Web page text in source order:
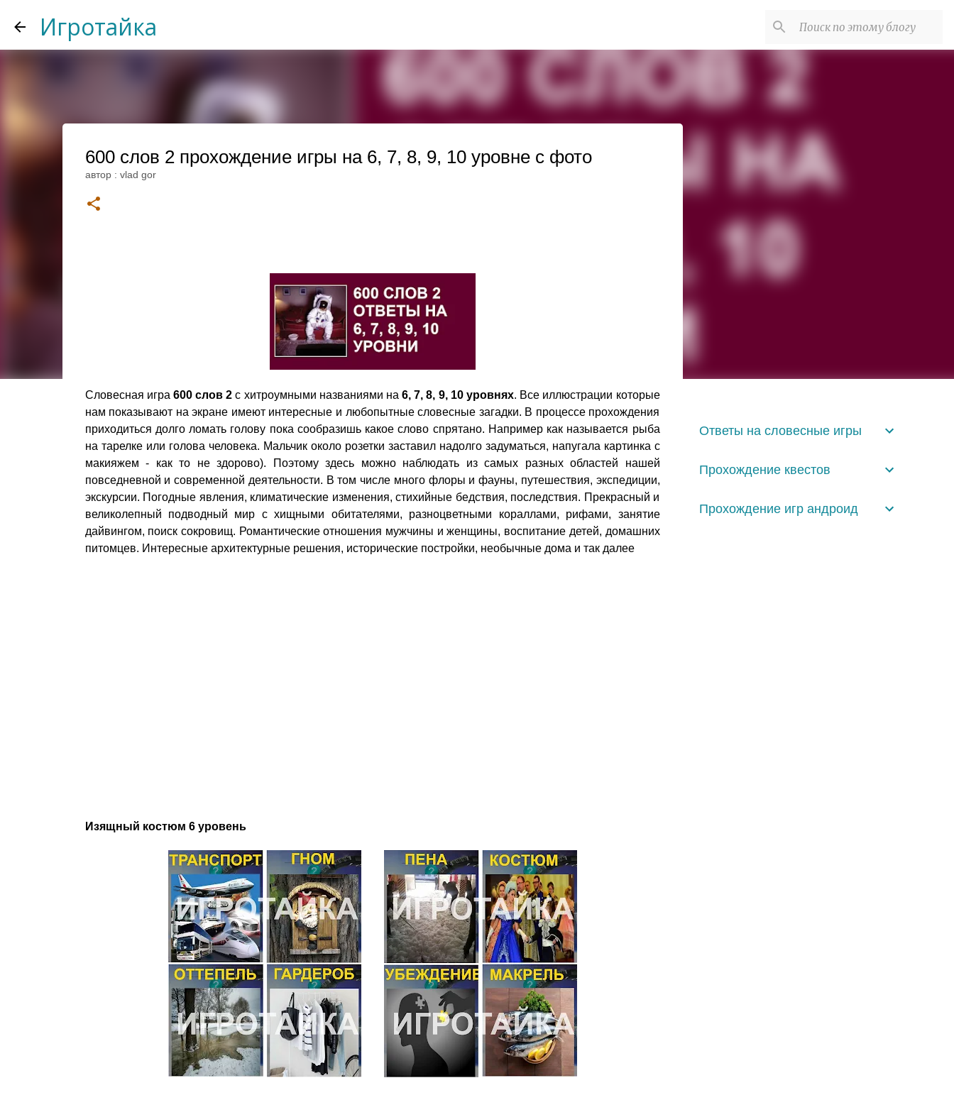
Игротайка
600 слов 2 прохождение игры на 6, 7, 8, 9, 10 уровне с фото
автор : vlad gor
Словесная игра 600 слов 2с хитроумными названиями на 6, 7, 8, 9, 10 уровнях. Все иллюстрации которые
нам показывают на экране имеют интересные и любопытные словесные загадки. В процессе прохождения
приходиться долго ломать голову пока сообразишь какое слово спрятано. Например как называется рыба
на тарелке или голова человека. Мальчик около розетки заставил надолго задуматься, напугала картинка с
макияжем - как то не здорово). Поэтому здесь можно наблюдать из самых разных областей нашей
повседневной и современной деятельности. В том числе много флоры и фауны, путешествия, экспедиции,
экскурсии. Погодные явления, климатические изменения, стихийные бедствия, последствия. Прекрасный и
великолепный подводный мир с хищными обитателями, разноцветными кораллами, рифами, занятие
дайвингом, поиск сокровищ. Романтические отношения мужчины и женщины, воспитание детей, домашних
питомцев. Интересные архитектурные решения, исторические постройки, необычные дома и так далее
Изящный костюм 6 уровень
Ответы на словесные игры
Прохождение квестов
Прохождение игр андроид